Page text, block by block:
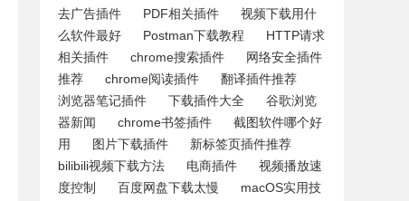
去广告插件 PDF相关插件
视频下载用什
么软件最好
Postman下载教程
HTTP请求
相关插件
chrome搜索插件
网络安全插件
推荐
chrome阅读插件
翻译插件推荐
浏览器笔记插件
下载插件大全
谷歌浏览
器新闻
chrome书签插件
截图软件哪个好
用
图片下载插件
新标签页插件推荐
bilibili视频下载方法
电商插件
视频播放速
度控制
百度网盘下载太慢
macOS实用技